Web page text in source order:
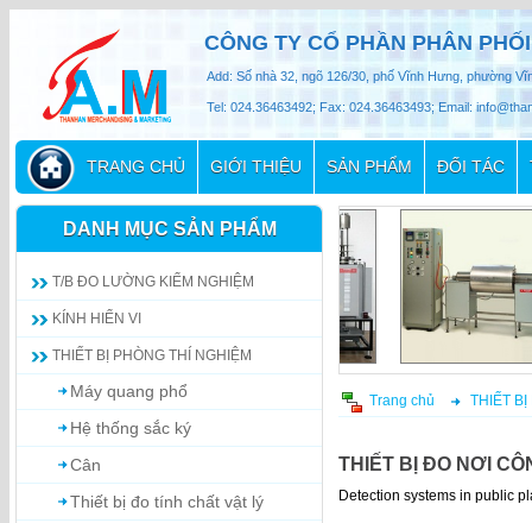
CÔNG TY CỔ PHẦN PHÂN
Add: Số nhà 32, ngõ 126/30, phố Vĩnh Hưng, phường
Tel: 024.36463492; Fax: 024.36463493; Email:
TRANG CHỦ GIỚI THIỆU SẢN PHẨM ĐỐI TÁC
DANH MỤC SẢN PHẨM
T/B ĐO LƯỜNG KIỂM NGHIỆM
KÍNH HIỂN VI
THIẾT BỊ PHÒNG THÍ NGHIỆM
Máy quang phổ
Hệ thống sắc ký
Cân
Thiết bị đo tính chất vật lý
Trang chủ THIẾT BỊ
THIẾT BỊ ĐO NƠI
Detection systems in public